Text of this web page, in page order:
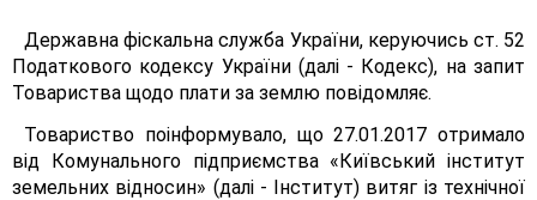
Державна фіскальна служба України, керуючись ст. 52
Податкового кодексу України (далі - Кодекс), на запит
Товариства щодо плати за землю повідомляє.
Товариство поінформувало, що 27.01.2017 отримало
від Комунального підприємства «Київський інститут
земельних відносин» (далі - Інститут) витяг із технічної